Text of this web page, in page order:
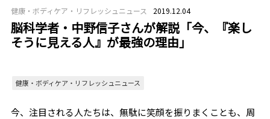
健康・ボディケア・リフレッシュニュース 2019.12.04
脳科学者・中野信子さんが解説「今、『楽し
そうに見える人』が最強の理由」
健康・ボディケア・リフレッシュニュース
今、注目される人たちは、無駄に笑顔を振りまくことも、周